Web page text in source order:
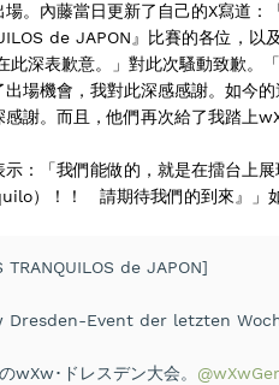
場。內藤當日更新了自己的X寫道
de JAPON』比賽的各位，以
此深表歉意。」對此次騷動致歉。
出場機會，我對此深感感謝。如今
感謝。而且，他們再次給了我踏上
示：「我們能做的，就是在擂台上
）！！ 請期待我們的到來』」
TRANQUILOS de JAPON]
Dresden-Event der letzten
wXw･ドレスデン大会。